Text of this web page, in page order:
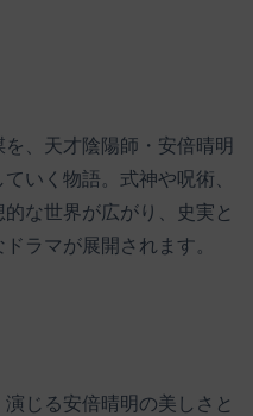
、天才陰陽師・安倍晴明
いく物語。式神や呪術、
な世界が広がり、史実と
ラマが展開されます。
じる安倍晴明の美しさと